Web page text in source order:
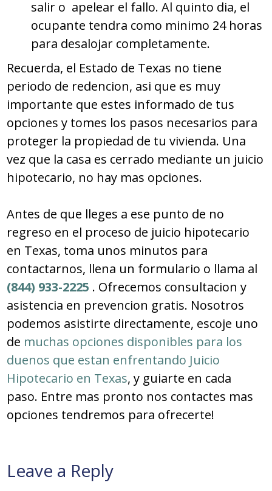
salir o apelear el fallo. Al quinto dia, el
ocupante tendra como minimo 24 horas
para desalojar completamente.
Recuerda, el Estado de Texas no tiene
periodo de redencion, asi que es muy
importante que estes informado de tus
opciones y tomes los pasos necesarios para
proteger la propiedad de tu vivienda. Una
vez que la casa es cerrado mediante un juicio
hipotecario, no hay mas opciones.
Antes de que lleges a ese punto de no
regreso en el proceso de juicio hipotecario
en Texas, toma unos minutos para
contactarnos, llena un formulario o llama al
(844) 933-2225 . Ofrecemos consultacion y
asistencia en prevencion gratis. Nosotros
podemos asistirte directamente, escoje uno
de muchas opciones disponibles para los
duenos que estan enfrentando Juicio
Hipotecario en Texas, y guiarte en cada
paso. Entre mas pronto nos contactes mas
opciones tendremos para ofrecerte!
Leave a Reply